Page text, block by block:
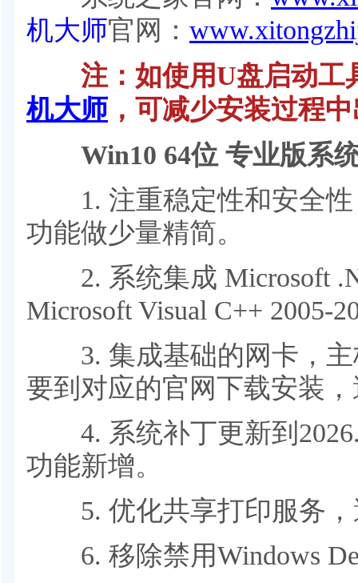
机大师官网：
注：如使用U盘启动工
机大师 ，可减少安装过程
Win10 64位 专业版系
1. 注重稳定性和安全性
功能做少量精简。
2. 系统集成 Microsoft
Microsoft Visual C++ 2005-
3. 集成基础的网卡，主
要到对应的官网下载安装
4. 系统补丁更新到
功能新增。
5. 优化共享打印服务，
6. 移除禁用Windows